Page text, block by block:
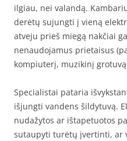
ilgiau, nei valandą.
derėtų sujungti į vieną
atveju prieš miegą nakčiai
nenaudojamus prietaisus
kompiuterį, muzikinį
Specialistai pataria
išjungti vandens šildytuvą.
nudažytos ar ištapetuotos
sutaupyti turėtų įvertinti, ar